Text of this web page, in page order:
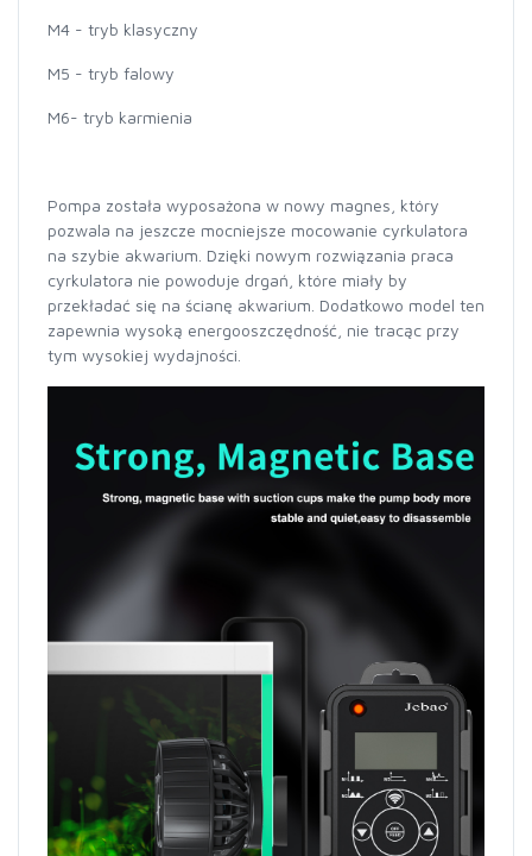
M4 - tryb klasyczny
M5 - tryb falowy
M6- tryb karmienia
Pompa została wyposażona w nowy magnes, który
pozwala na jeszcze mocniejsze mocowanie cyrkulatora
na szybie akwarium. Dzięki nowym rozwiązania praca
cyrkulatora nie powoduje drgań, które miały by
przekładać się na ścianę akwarium. Dodatkowo model ten
zapewnia wysoką energooszczędność, nie tracąc przy
tym wysokiej wydajności.